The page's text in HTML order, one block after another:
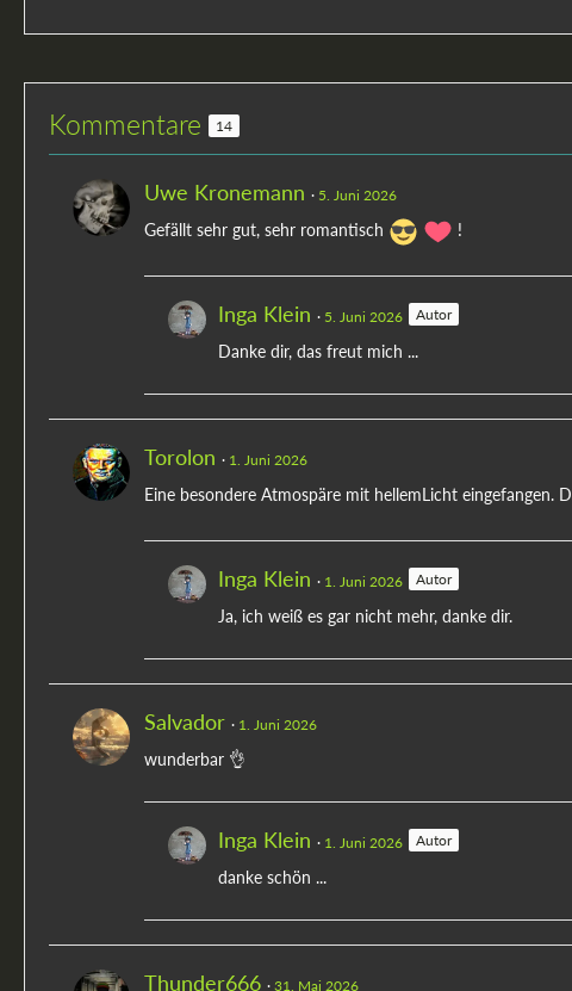
Kommentare 14
Uwe Kronemann 5. Juni 2026
Gefällt sehr gut, sehr romantisch !
Inga Klein 5. Juni 2026 Autor
Danke dir, das freut mich ...
Torolon 1. Juni 2026
Eine besondere Atmospäre mit hellemLicht eingefangen.
Inga Klein 1. Juni 2026 Autor
Ja, ich weiß es gar nicht mehr, danke dir.
Salvador 1. Juni 2026
wunderbar 👌
Inga Klein 1. Juni 2026 Autor
danke schön ...
Thunder666 31. Mai 2026